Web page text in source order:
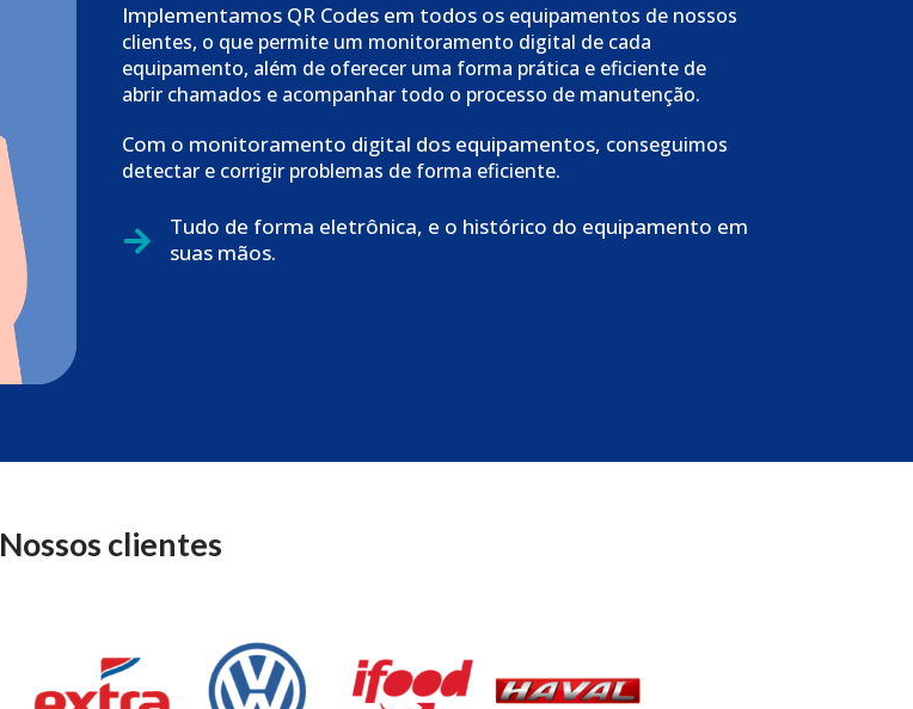
Implementamos QR Codes em todos os equipamentos de nossos
clientes, o que permite um monitoramento digital de cada
equipamento, além de oferecer uma forma prática e eficiente de
abrir chamados e acompanhar todo o processo de manutenção.
Com o monitoramento digital dos equipamentos, conseguimos
detectar e corrigir problemas de forma eficiente.
Tudo de forma eletrônica, e o histórico do equipamento em
suas mãos.
Nossos clientes